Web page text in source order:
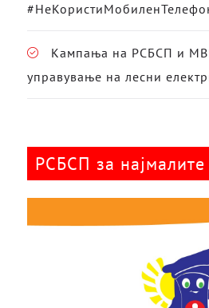
Кампања на РСБСП и
управување на лесни
РСБСП за најмалите